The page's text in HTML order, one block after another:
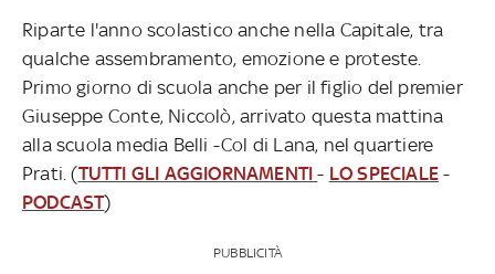
Riparte l'anno scolastico anche nella Capitale, tra
qualche assembramento, emozione e proteste.
Primo giorno di scuola anche per il figlio del premier
Giuseppe Conte, Niccolò, arrivato questa mattina
alla scuola media Belli -Col di Lana, nel quartiere
Prati. (TUTTI GLI AGGIORNAMENTI- LO SPECIALE -
PODCAST)
PUBBLICITÀ